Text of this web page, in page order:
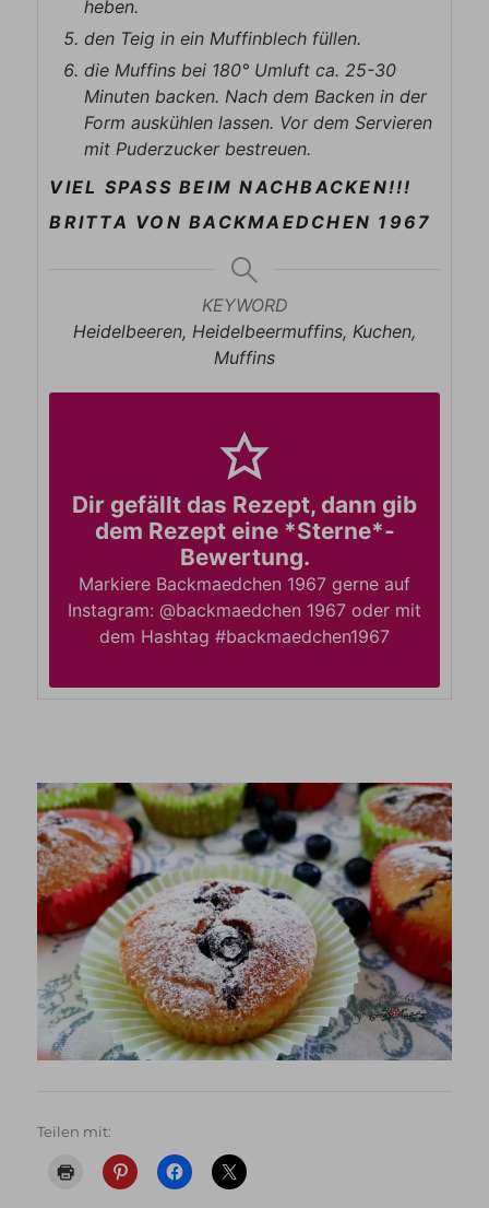
heben.
den Teig in ein Muffinblech füllen.
die Muffins bei 180° Umluft ca. 25-30
Minuten backen. Nach dem Backen in der
Form auskühlen lassen. Vor dem Servieren
mit Puderzucker bestreuen.
VIEL SPASS BEIM NACHBACKEN!!!
BRITTA VON BACKMAEDCHEN 1967
KEYWORD
Heidelbeeren, Heidelbeermuffins, Kuchen,
Muffins
Dir gefällt das Rezept, dann gib
dem Rezept eine *Sterne*-
Bewertung.
Markiere Backmaedchen 1967 gerne auf
Instagram: @backmaedchen 1967 oder mit
dem Hashtag #backmaedchen1967
Teilen mit: